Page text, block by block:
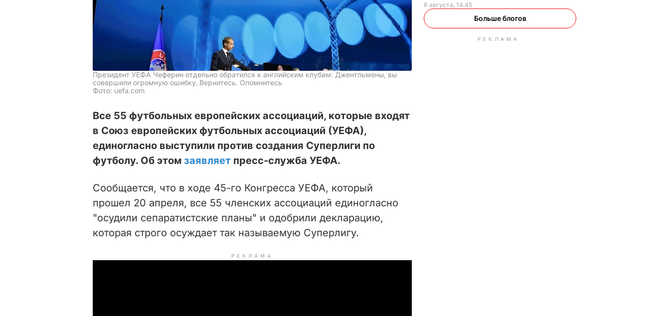
Президент УЕФА Чеферин отдельно обратился к английским клубам: Джентльмены, вы
совершили огромную ошибку. Вернитесь. Опомнитесь
Фото: uefa.com
Все 55 футбольных европейских ассоциаций, которые входят
в Союз европейских футбольных ассоциаций (УЕФА),
единогласно выступили против создания Суперлиги по
футболу. Об этом заявляет пресс-служба УЕФА.
Сообщается, что в ходе 45-го Конгресса УЕФА, который
прошел 20 апреля, все 55 членских ассоциаций единогласно
"осудили сепаратистские планы" и одобрили декларацию,
которая строго осуждает так называемую Суперлигу.
РЕКЛАМА
6 августа, 14.45
Больше блогов
РЕКЛАМА